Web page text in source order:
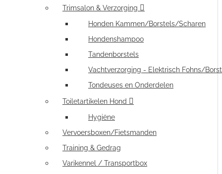
Trimsalon & Verzorging
Honden Kammen/Borstels/Scharen
Hondenshampoo
Tandenborstels
Vachtverzorging - Elektrisch Fohns/
Tondeuses en Onderdelen
Toiletartikelen Hond
Hygiëne
Vervoersboxen/Fietsmanden
Training & Gedrag
Varikennel / Transportbox